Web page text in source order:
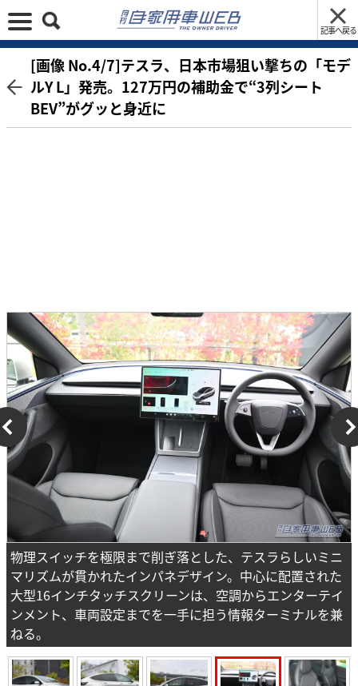
記事へ戻る
[画像 No.4/7]テスラ、日本市場狙い撃ちの「モデ
ルY L」発売。127万円の補助金で“3列シート
BEV”がグッと身近に
物理スイッチを極限まで削ぎ落とした、テスラらしいミニ
マリズムが貫かれたインパネデザイン。中心に配置された
大型16インチタッチスクリーンは、空調からエンターテイ
ンメント、車両設定までを一手に担う情報ターミナルを兼
ねる。